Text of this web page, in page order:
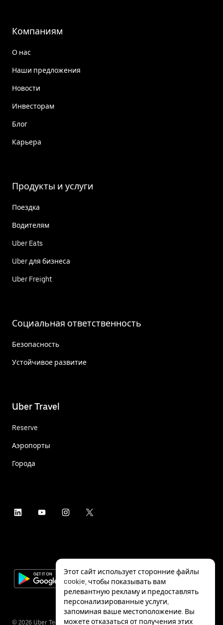
Компаниям
О нас
Наши предложения
Новости
Инвесторам
Блог
Карьера
Продукты и услуги
Поездка
Водителям
Uber Eats
Uber для бизнеса
Uber Freight
Социальная ответственность
Безопасность
Устойчивое развитие
Uber Travel
Reserve
Аэропорты
Города
© 2026 Uber Technologies Inc.
Этот сайт использует сторонние файлы
cookie, чтобы показывать вам
релевантную рекламу и предоставлять
персонализированные услуги,
запоминая ваше местоположение. Вы
можете отказаться от получения этих